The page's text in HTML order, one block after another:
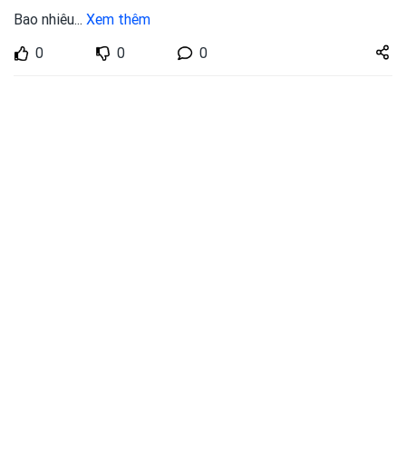
Bao nhiêu... Xem thêm
0
0 0
Share
zuto.vn